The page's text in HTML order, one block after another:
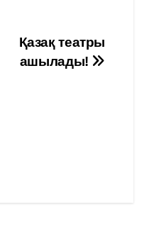
Қазақ театры
ашылады!